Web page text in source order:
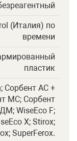
(Италия) по
времени
пластик
Сорбент АC +
МС; Сорбент
WiseEco F;
X; Stirox;
SuperFerox.